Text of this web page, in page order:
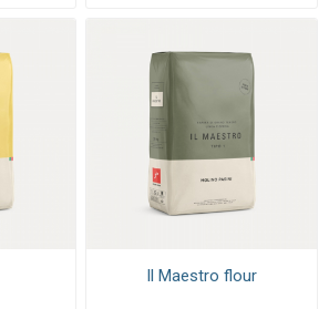
Il Maestro flour